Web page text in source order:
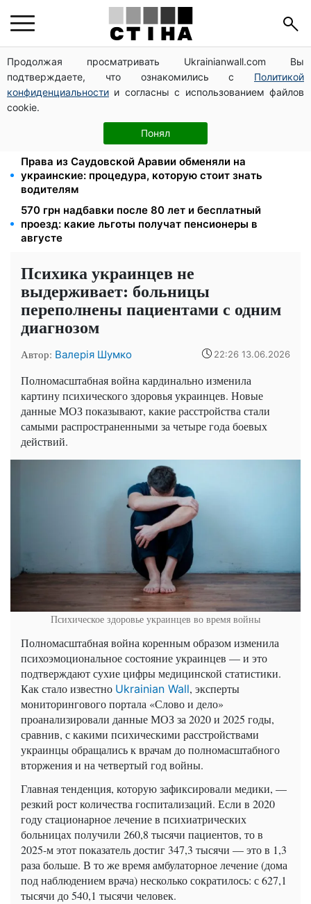
Продолжая просматривать Ukrainianwall.com Вы
подтверждаете, что ознакомились с Политикой
конфиденциальности и согласны с использованием файлов
cookie.
Понял
Тарифы на воду взлетели до 91,24 грн/куб, газ
может достичь 15 грн: коммунальные цены в
августе
Субсидии отменят, льготы на коммуналку
аннулируют: ПФУ проверяет доходы пенсионеров в
Права из Саудовской Аравии обменяли на
украинские: процедура, которую стоит знать
водителям
570 грн надбавки после 80 лет и бесплатный
проезд: какие льготы получат пенсионеры в
августе
Психика украинцев не
выдерживает: больницы
переполнены пациентами с одним
диагнозом
Автор: Валерія Шумко 22:26 13.06.2026
Полномасштабная война кардинально изменила
картину психического здоровья украинцев. Новые
данные МОЗ показывают, какие расстройства стали
самыми распространенными за четыре года боевых
действий.
Психическое здоровье украинцев во время войны
Полномасштабная война коренным образом изменила
психоэмоциональное состояние украинцев — и это
подтверждают сухие цифры медицинской статистики.
Как стало известно Ukrainian Wall, эксперты
мониторингового портала «Слово и дело»
проанализировали данные МОЗ за 2020 и 2025 годы,
сравнив, с какими психическими расстройствами
украинцы обращались к врачам до полномасштабного
вторжения и на четвертый год войны.
Главная тенденция, которую зафиксировали медики, —
резкий рост количества госпитализаций. Если в 2020
году стационарное лечение в психиатрических
больницах получили 260,8 тысячи пациентов, то в
2025-м этот показатель достиг 347,3 тысячи — это в 1,3
раза больше. В то же время амбулаторное лечение (дома
под наблюдением врача) несколько сократилось: с 627,1
тысячи до 540,1 тысячи человек.